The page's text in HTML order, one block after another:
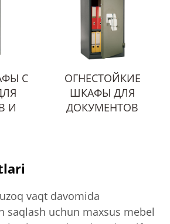
С
И
ОГНЕСТОЙКИЕ
ШКАФЫ ДЛЯ
ДОКУМЕНТОВ
vaqt davomida
saqlash uchun maxsus mebel